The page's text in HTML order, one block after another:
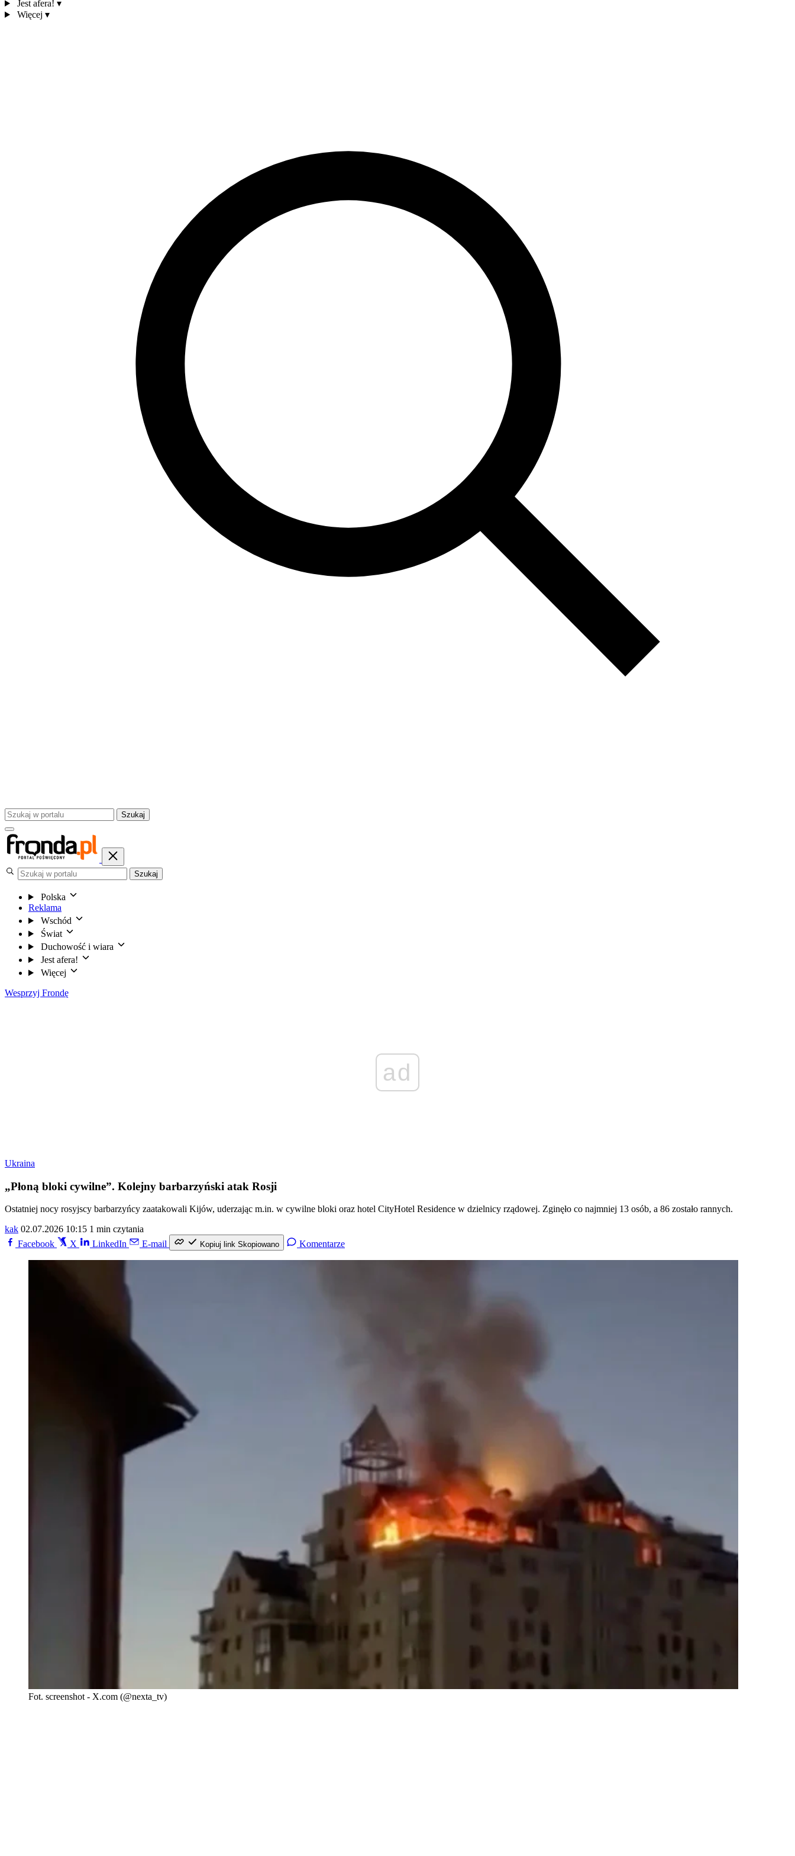
Jest afera! ▾
Więcej ▾
Szukaj
Szukaj
Polska
Reklama
Wschód
Świat
Duchowość i wiara
Jest afera!
Więcej
Wesprzyj Frondę
ad
Ukraina
„Płoną bloki cywilne”. Kolejny barbarzyński atak Rosji
Ostatniej nocy rosyjscy barbarzyńcy zaatakowali Kijów, uderzając m.in. w cywilne bloki oraz hotel CityHotel Residence w dzielnicy rządowej. Zginęło co najmniej 13 osób, a 86 zostało rannych.
kak 02.07.2026 10:15 1 min czytania
Facebook
X LinkedIn E-mail Kopiuj link Skopiowano Komentarze
Fot. screenshot - X.com (@nexta_tv)